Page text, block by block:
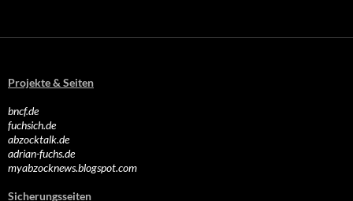
Projekte & Seiten
bncf.de
fuchsich.de
abzocktalk.de
adrian-fuchs.de
myabzocknews.blogspot.com
Sicherungsseiten